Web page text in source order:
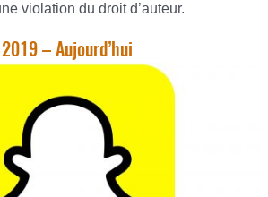
violation du droit d’auteur.
2019 – Aujourd’hui